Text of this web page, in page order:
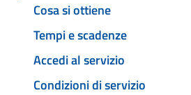
Cosa si ottiene
Tempi e scadenze
Accedi al servizio
Condizioni di servizio